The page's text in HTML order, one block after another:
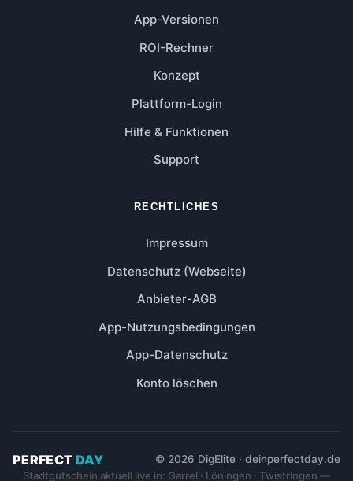
App-Versionen
ROI-Rechner
Konzept
Plattform-Login
Hilfe & Funktionen
Support
RECHTLICHES
Impressum
Datenschutz (Webseite)
Anbieter-AGB
App-Nutzungsbedingungen
App-Datenschutz
Konto löschen
PERFECT DAY
© 2026 DigElite · deinperfectday.de
Stadtgutschein aktuell live in: Garrel · Löningen · Twistringen —